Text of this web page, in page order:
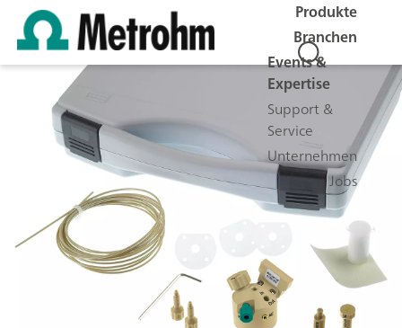
Produkte
Branchen
Events &
Expertise
Support &
Service
Unternehmen
Jobs